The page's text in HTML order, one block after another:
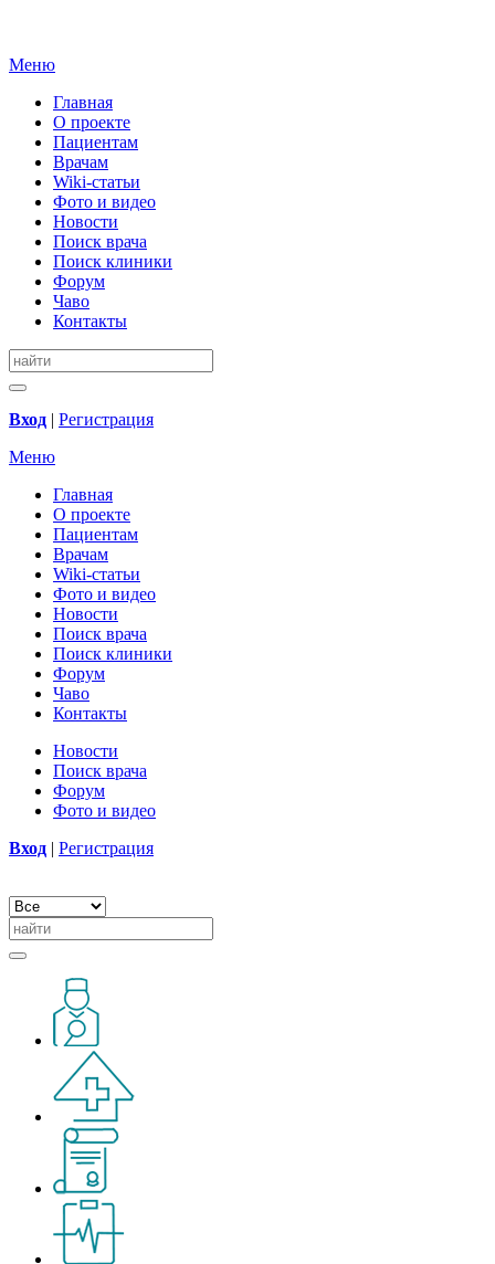
Меню
Главная
О проекте
Пациентам
Врачам
Wiki-статьи
Фото и видео
Новости
Поиск врача
Поиск клиники
Форум
Чаво
Контакты
Вход | Регистрация
Меню
Главная
О проекте
Пациентам
Врачам
Wiki-статьи
Фото и видео
Новости
Поиск врача
Поиск клиники
Форум
Чаво
Контакты
Новости
Поиск врача
Форум
Фото и видео
Вход | Регистрация